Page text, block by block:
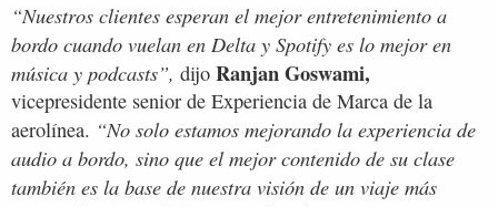
“Nuestros clientes esperan el mejor entretenimiento a
bordo cuando vuelan en Delta y Spotify es lo mejor en
música y podcasts”, dijo Ranjan Goswami,
vicepresidente senior de Experiencia de Marca de la
aerolínea. “No solo estamos mejorando la experiencia de
audio a bordo, sino que el mejor contenido de su clase
también es la base de nuestra visión de un viaje más